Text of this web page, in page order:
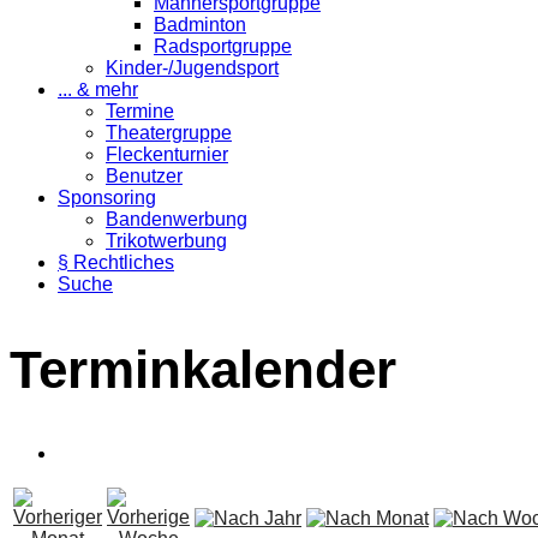
Badminton
Radsportgruppe
Kinder-/Jugendsport
... & mehr
Termine
Theatergruppe
Fleckenturnier
Benutzer
Sponsoring
Bandenwerbung
Trikotwerbung
§ Rechtliches
Suche
Terminkalender